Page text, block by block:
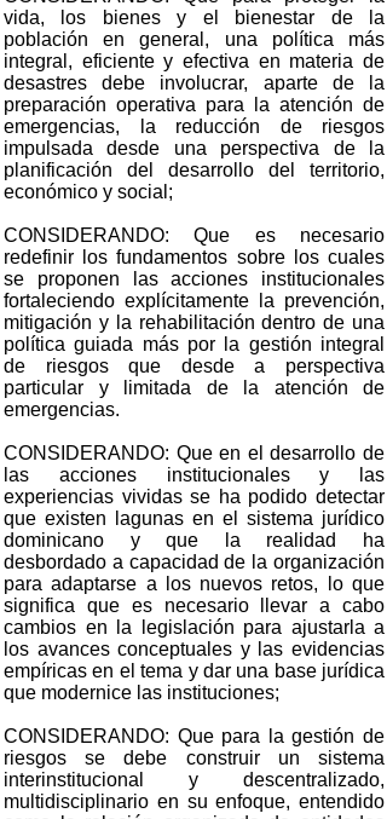
vida, los bienes y el bienestar de la
población en general, una política más
integral, eficiente y efectiva en materia de
desastres debe involucrar, aparte de la
preparación operativa para la atención de
emergencias, la reducción de riesgos
impulsada desde una perspectiva de la
planificación del desarrollo del territorio,
económico y social;
CONSIDERANDO: Que es necesario
redefinir los fundamentos sobre los cuales
se proponen las acciones institucionales
fortaleciendo explícitamente la prevención,
mitigación y la rehabilitación dentro de una
política guiada más por la gestión integral
de riesgos que desde a perspectiva
particular y limitada de la atención de
emergencias.
CONSIDERANDO: Que en el desarrollo de
las acciones institucionales y las
experiencias vividas se ha podido detectar
que existen lagunas en el sistema jurídico
dominicano y que la realidad ha
desbordado a capacidad de la organización
para adaptarse a los nuevos retos, lo que
significa que es necesario llevar a cabo
cambios en la legislación para ajustarla a
los avances conceptuales y las evidencias
empíricas en el tema y dar una base jurídica
que modernice las instituciones;
CONSIDERANDO: Que para la gestión de
riesgos se debe construir un sistema
interinstitucional y descentralizado,
multidisciplinario en su enfoque, entendido